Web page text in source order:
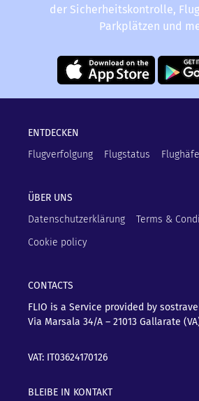
der Sicherheitskontrolle,
Parkplätzen und
ENTDECKEN
Flugverfolgung
Flugstatus
ÜBER UNS
Datenschutzerklärung
Terms &
Cookie policy
CONTACTS
FLIO is a Service provided by
Via Marsala 34/A – 21013 Gallarate
VAT: IT03624170126
BLEIBE IN KONTAKT